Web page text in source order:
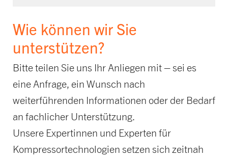
Wie können wir Sie
unterstützen?
Bitte teilen Sie uns Ihr Anliegen mit – sei es
eine Anfrage, ein Wunsch nach
weiterführenden Informationen oder der Bedarf
an fachlicher Unterstützung.
Unsere Expertinnen und Experten für
Kompressortechnologien setzen sich zeitnah